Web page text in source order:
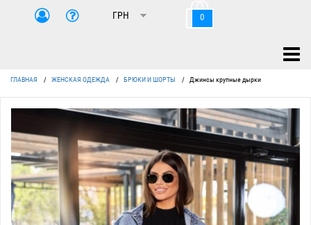
0
ГЛАВНАЯ / ЖЕНСКАЯ ОДЕЖДА / БРЮКИ И ШОРТЫ / Джинсы крупные дырки